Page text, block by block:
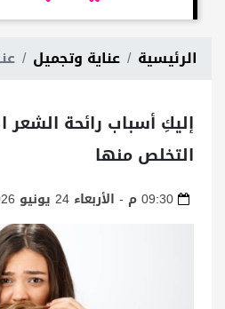
الرئيسية عناية وتجميل
إليكِ أسباب رائحة
التخلص منها